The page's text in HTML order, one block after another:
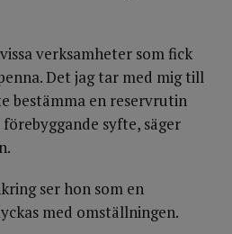
verksamheter som fick
Det jag tar med mig till
bestämma en reservrutin
syfte, säger
ser hon som en
med omställningen.